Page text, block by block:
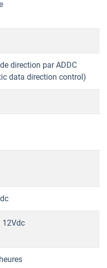
direction par ADDC
data direction control)
12Vdc